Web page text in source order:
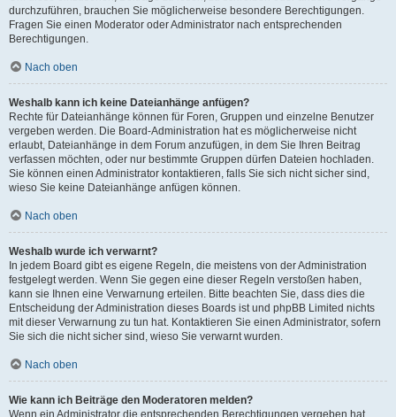
durchzuführen, brauchen Sie möglicherweise besondere Berechtigungen.
Fragen Sie einen Moderator oder Administrator nach entsprechenden
Berechtigungen.
Nach oben
Weshalb kann ich keine Dateianhänge anfügen?
Rechte für Dateianhänge können für Foren, Gruppen und einzelne Benutzer
vergeben werden. Die Board-Administration hat es möglicherweise nicht
erlaubt, Dateianhänge in dem Forum anzufügen, in dem Sie Ihren Beitrag
verfassen möchten, oder nur bestimmte Gruppen dürfen Dateien hochladen.
Sie können einen Administrator kontaktieren, falls Sie sich nicht sicher sind,
wieso Sie keine Dateianhänge anfügen können.
Nach oben
Weshalb wurde ich verwarnt?
In jedem Board gibt es eigene Regeln, die meistens von der Administration
festgelegt werden. Wenn Sie gegen eine dieser Regeln verstoßen haben,
kann sie Ihnen eine Verwarnung erteilen. Bitte beachten Sie, dass dies die
Entscheidung der Administration dieses Boards ist und phpBB Limited nichts
mit dieser Verwarnung zu tun hat. Kontaktieren Sie einen Administrator, sofern
Sie sich die nicht sicher sind, wieso Sie verwarnt wurden.
Nach oben
Wie kann ich Beiträge den Moderatoren melden?
Wenn ein Administrator die entsprechenden Berechtigungen vergeben hat,